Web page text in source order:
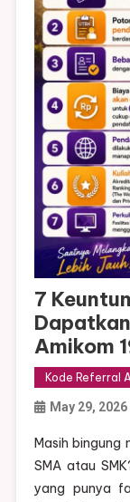
7
Amikom
Kode Referral
May 29, 2026
Masih bingung
SMA atau
yang punya